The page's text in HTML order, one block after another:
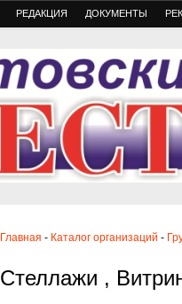
РЕДАКЦИЯ ДОКУМЕНТЫ
Главная - Каталог организаций -
Стеллажи ,